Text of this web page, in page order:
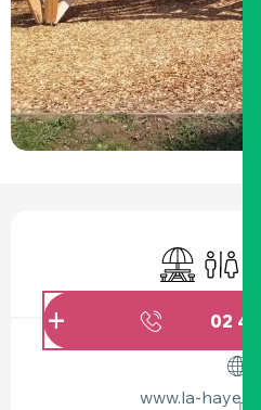
Zona deAseos
02
www.la-haye-